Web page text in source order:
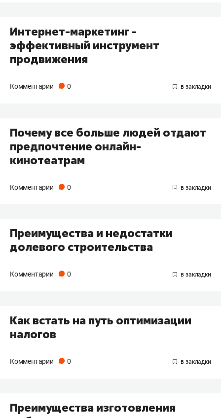
Интернет-маркетинг -
эффективный инструмент
продвижения
Комментарии 0
Почему все больше людей отдают
предпочтение онлайн-
кинотеатрам
Комментарии 0
Преимущества и недостатки
долевого строительства
Комментарии 0
Как встать на путь оптимизации
налогов
Комментарии 0
Преимущества изготовления